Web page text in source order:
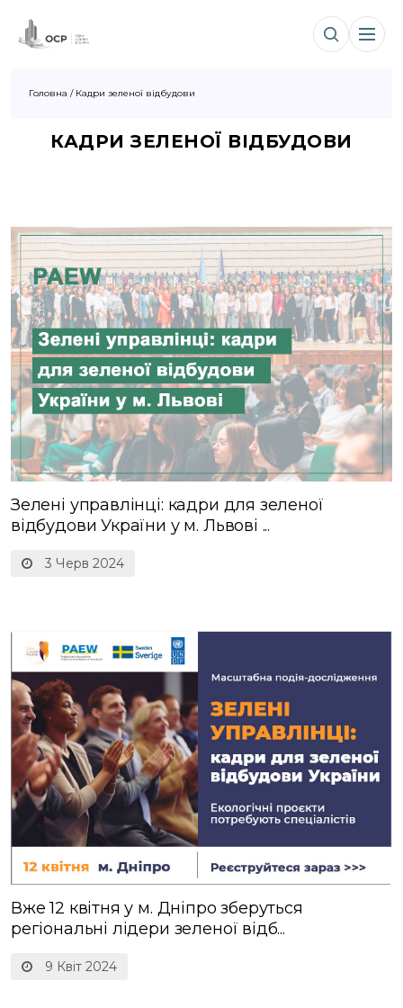
Головна / Кадри зеленої відбудови
КАДРИ ЗЕЛЕНОЇ ВІДБУДОВИ
3 Черв 2024
Зелені управлінці: кадри для зеленої
відбудови України у м. Львові ...
9 Квіт 2024
Вже 12 квітня у м. Дніпро зберуться
регіональні лідери зеленої відб...